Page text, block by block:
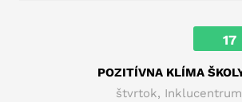
17
POZITÍVNA KLÍMA
štvrtok, Inklucentrum